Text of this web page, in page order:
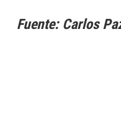
Fuente: Carlos